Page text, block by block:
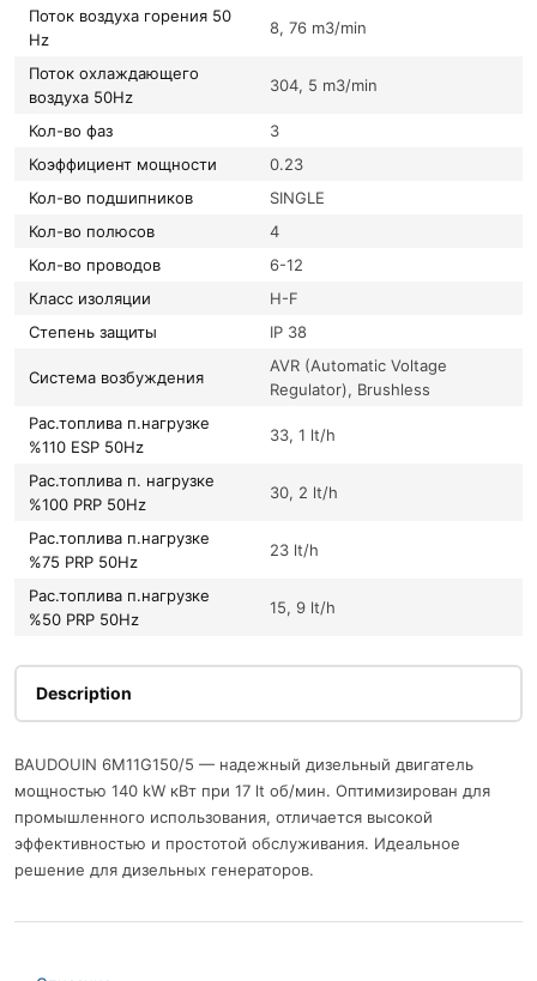
Поток воздуха горения 50
Hz
8, 76 m3/min
Поток охлаждающего
воздуха 50Hz
304, 5 m3/min
Кол-во фаз
3
Коэффициент мощности
0.23
Кол-во подшипников
SINGLE
Кол-во полюсов
4
Кол-во проводов
6-12
Класс изоляции
H-F
Степень защиты
IP 38
Система возбуждения
AVR (Automatic Voltage
Regulator), Brushless
Рас.топлива п.нагрузке
%110 ESP 50Hz
33, 1 lt/h
Рас.топлива п. нагрузке
%100 PRP 50Hz
30, 2 lt/h
Рас.топлива п.нагрузке
%75 PRP 50Hz
23 lt/h
Рас.топлива п.нагрузке
%50 PRP 50Hz
15, 9 lt/h
Description
BAUDOUIN 6M11G150/5 — надежный дизельный двигатель
мощностью 140 kW кВт при 17 lt об/мин. Оптимизирован для
промышленного использования, отличается высокой
эффективностью и простотой обслуживания. Идеальное
решение для дизельных генераторов.